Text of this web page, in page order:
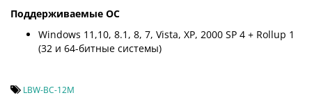
Поддерживаемые ОС
Windows 11,10, 8.1, 8, 7, Vista, XP, 2000 SP 4 + Rollup 1
(32 и 64-битные системы)
LBW-BC-12M